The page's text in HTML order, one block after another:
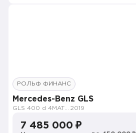
РОЛЬФ ФИНАНС
Mercedes-Benz GLS
2019
7 485 000 ₽